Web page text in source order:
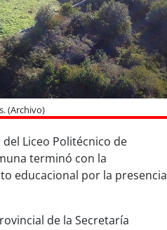
(Archivo)
Liceo Politécnico de
terminó con la
educacional por la presencia
de la Secretaría